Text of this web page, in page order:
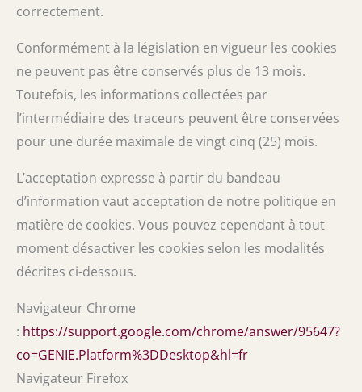
correctement.
Conformément à la législation en vigueur les cookies
ne peuvent pas être conservés plus de 13 mois.
Toutefois, les informations collectées par
l’intermédiaire des traceurs peuvent être conservées
pour une durée maximale de vingt cinq (25) mois.
L’acceptation expresse à partir du bandeau
d’information vaut acceptation de notre politique en
matière de cookies. Vous pouvez cependant à tout
moment désactiver les cookies selon les modalités
décrites ci-dessous.
Navigateur Chrome
: https://support.google.com/chrome/answer/95647?
co=GENIE.Platform%3DDesktop&hl=fr
Navigateur Firefox